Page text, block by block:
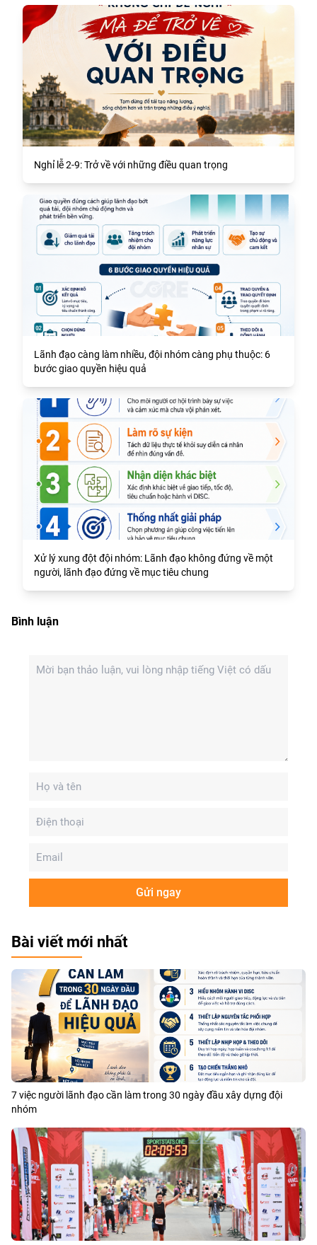
Nghỉ lễ 2-9: Trở về với những điều quan trọng
Lãnh đạo càng làm nhiều, đội nhóm càng phụ thuộc: 6
bước giao quyền hiệu quả
Xử lý xung đột đội nhóm: Lãnh đạo không đứng về một
người, lãnh đạo đứng về mục tiêu chung
Bình luận
Gửi ngay
Bài viết mới nhất
7 việc người lãnh đạo cần làm trong 30 ngày đầu xây dựng đội
nhóm